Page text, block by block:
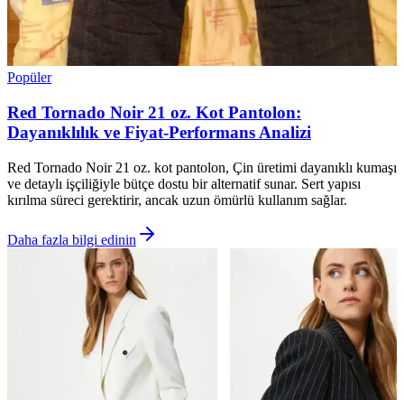
Popüler
Red Tornado Noir 21 oz. Kot Pantolon:
Dayanıklılık ve Fiyat-Performans Analizi
Red Tornado Noir 21 oz. kot pantolon, Çin üretimi dayanıklı kumaşı
ve detaylı işçiliğiyle bütçe dostu bir alternatif sunar. Sert yapısı
kırılma süreci gerektirir, ancak uzun ömürlü kullanım sağlar.
Daha fazla bilgi edinin